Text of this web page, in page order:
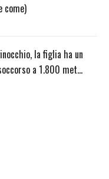
come)
la figlia ha un
a 1.800 met…